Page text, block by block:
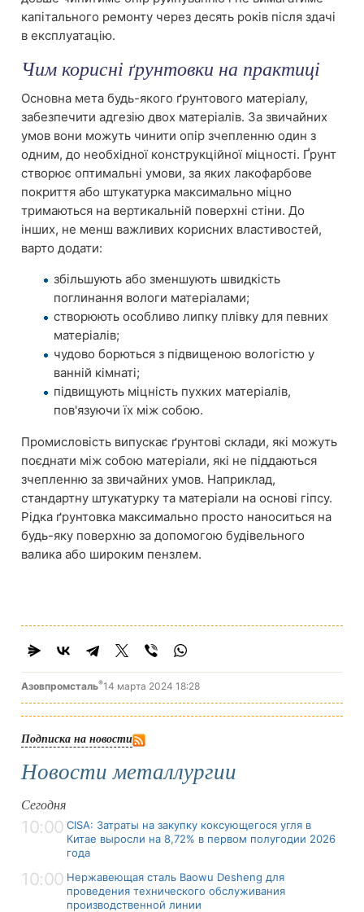
капітального ремонту через десять років після здачі
в експлуатацію.
Чим корисні ґрунтовки на практиці
Основна мета будь-якого ґрунтового матеріалу,
забезпечити адгезію двох матеріалів. За звичайних
умов вони можуть чинити опір зчепленню один з
одним, до необхідної конструкційної міцності. Ґрунт
створює оптимальні умови, за яких лакофарбове
покриття або штукатурка максимально міцно
тримаються на вертикальній поверхні стіни. До
інших, не менш важливих корисних властивостей,
варто додати:
збільшують або зменшують швидкість
поглинання вологи матеріалами;
створюють особливо липку плівку для певних
матеріалів;
чудово борються з підвищеною вологістю у
ванній кімнаті;
підвищують міцність пухких матеріалів,
пов'язуючи їх між собою.
Промисловість випускає ґрунтові склади, які можуть
поєднати між собою матеріали, які не піддаються
зчепленню за звичайних умов. Наприклад,
стандартну штукатурку та матеріали на основі гіпсу.
Рідка ґрунтовка максимально просто наноситься на
будь-яку поверхню за допомогою будівельного
валика або широким пензлем.
Азовпромсталь®14 марта 2024 18:28
Подписка на новости
Новости металлургии
Сегодня
10:00 CISA: Затраты на закупку коксующегося угля в
Китае выросли на 8,72% в первом полугодии 2026
года
10:00 Нержавеющая сталь Baowu Desheng для
проведения технического обслуживания
производственной линии